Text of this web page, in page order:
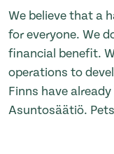
We believe that a
for everyone. We
financial benefit.
operations to
Finns have
Asuntosäätiö.